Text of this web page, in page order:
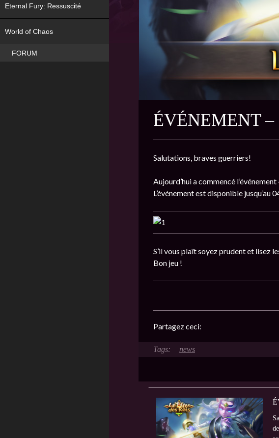
ÉVÉNEMENT –
Salutations, braves guerriers!
Aujourd’hui a commencé
L’événement est disponible jusqu’au
S’il vous plaît soyez prudent et lisez
Bon jeu !
Partagez ceci:
news
Eternal Fury: Ressuscité
World of Chaos
FORUM